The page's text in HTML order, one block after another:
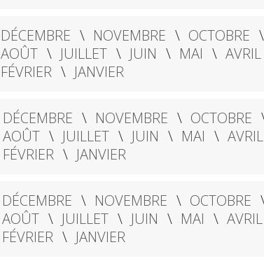
DÉCEMBRE NOVEMBRE OCTOBRE
AOÛT
JUILLET JUIN MAI AVRIL
FÉVRIER
JANVIER
DÉCEMBRE NOVEMBRE OCTOBRE
AOÛT
JUILLET JUIN MAI AVRIL
FÉVRIER
JANVIER
DÉCEMBRE NOVEMBRE OCTOBRE
AOÛT
JUILLET JUIN MAI AVRIL
FÉVRIER
JANVIER